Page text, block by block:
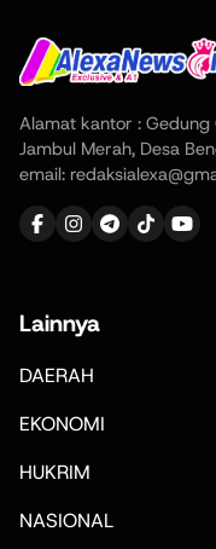
Alamat kantor :
Jambul Merah, Desa
email:
Lainnya
DAERAH
EKONOMI
HUKRIM
NASIONAL